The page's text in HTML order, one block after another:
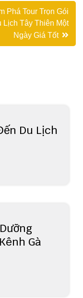
Phá Tour Trọn Gói
Lịch Tây Thiên Một
Ngày Giá Tốt
Du Lịch
Gà